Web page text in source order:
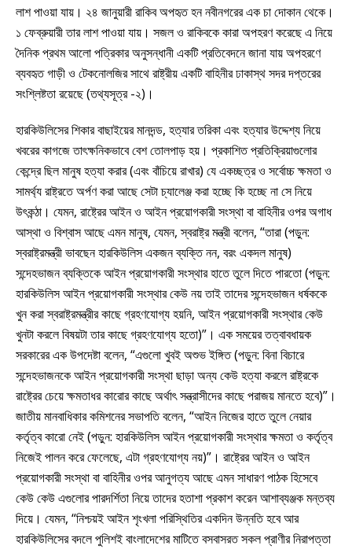
লাশ পাওয়া যায়। ২৪ জানুয়ারী রাকিব অপহৃত হন নবীনগরের এক চা দোকান থেকে।
১ ফেব্রুয়ারী তার লাশ পাওয়া যায়। সজল ও রাকিবকে কারা অপহরণ করেছে এ নিয়ে
দৈনিক প্রথম আলো পত্রিকার অনুসন্ধানী একটি প্রতিবেদনে জানা যায় অপহরণে
ব্যবহৃত গাড়ী ও টেকনোলজির সাথে রাষ্ট্রীয় একটি বাহিনীর ঢাকাস্থ সদর দপ্তরের
সংশ্লিষ্টতা রয়েছে (তথ্যসূত্র -২)।
হারকিউলিসের শিকার বাছাইয়ের মানদন্ড, হত্যার তরিকা এবং হত্যার উদ্দেশ্য নিয়ে
খবরের কাগজে তাৎক্ষনিকভাবে বেশ তোলপাড় হয়। প্রকাশিত প্রতিক্রিয়াগুলোর
কেন্দ্রে ছিল মানুষ হত্যা করার (এবং বাঁচিয়ে রাখার) যে একচ্ছত্র ও সর্বোচ্চ ক্ষমতা ও
সামর্থ্য রাষ্ট্রতে অর্পণ করা আছে সেটা চ্যালেঞ্জ করা হচ্ছে কি হচ্ছে না সে নিয়ে
উৎকন্ঠা। যেমন, রাষ্ট্রের আইন ও আইন প্রয়োগকারী সংস্থা বা বাহিনীর ওপর অগাধ
আস্থা ও বিশ্বাস আছে এমন মানুষ, যেমন, স্বরাষ্ট্র মন্ত্রী বলেন, “তারা (পড়ুন:
স্বরাষ্ট্রমন্ত্রী ভাবছেন হারকিউলিস একজন ব্যক্তি নন, বরং একদল মানুষ)
সন্দেহভাজন ব্যক্তিকে আইন প্রয়োগকারী সংস্থার হাতে তুলে দিতে পারতো (পড়ুন:
হারকিউলিস আইন প্রয়োগকারী সংস্থার কেউ নয় তাই তাদের সন্দেহভাজন ধর্ষককে
খুন করা স্বরাষ্ট্রমন্ত্রীর কাছে গ্রহণযোগ্য হয়নি, আইন প্রয়োগকারী সংস্থার কেউ
খুনটা করলে বিষয়টা তার কাছে গ্রহণযোগ্য হতো)”। এক সময়ের তত্বাবধায়ক
সরকারের এক উপদেষ্টা বলেন, “এগুলো খুবই অশুভ ইঙ্গিত (পড়ুন: বিনা বিচারে
সন্দেহভাজনকে আইন প্রয়োগকারী সংস্থা ছাড়া অন্য কেউ হত্যা করলে রাষ্ট্রকে
রাষ্ট্রের চেয়ে ক্ষমতাধর কারোর কাছে অর্থাৎ সন্ত্রাসীদের কাছে পরাজয় মানতে হবে)”।
জাতীয় মানবাধিকার কমিশনের সভাপতি বলেন, “আইন নিজের হাতে তুলে নেয়ার
কর্তৃত্ব কারো নেই (পড়ুন: হারকিউলিস আইন প্রয়োগকারী সংস্থার ক্ষমতা ও কর্তৃত্ব
নিজেই পালন করে ফেলেছে, এটা গ্রহণযোগ্য নয়)”। রাষ্ট্রের আইন ও আইন
প্রয়োগকারী সংস্থা বা বাহিনীর ওপর আনুগত্য আছে এমন সাধারণ পাঠক হিসেবে
কেউ কেউ এগুলোর পারদর্শিতা নিয়ে তাদের হতাশা প্রকাশ করেন আশাব্যঞ্জক মন্তব্য
দিয়ে। যেমন, “নিশ্চয়ই আইন শৃংখলা পরিস্থিতির একদিন উন্নতি হবে আর
হারকিউলিসের বদলে পুলিশই বাংলাদেশের মাটিতে বসবাসরত সকল প্রাণীর নিরাপত্তা